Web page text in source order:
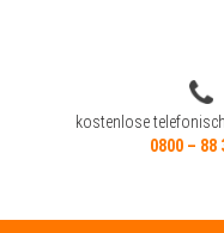
kostenlose
0800 – 88